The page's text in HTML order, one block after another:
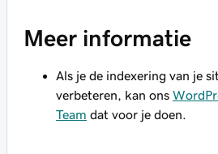
Meer informatie
Als je de indexering van je
verbeteren, kan ons
Team dat voor je doen.